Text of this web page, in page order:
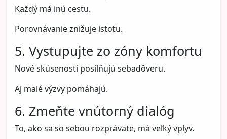
Každý má inú cestu.
Porovnávanie znižuje istotu.
5. Vystupujte zo zóny komfortu
Nové skúsenosti posilňujú sebadôveru.
Aj malé výzvy pomáhajú.
6. Zmeňte vnútorný dialóg
To, ako sa so sebou rozprávate, má veľký vplyv.